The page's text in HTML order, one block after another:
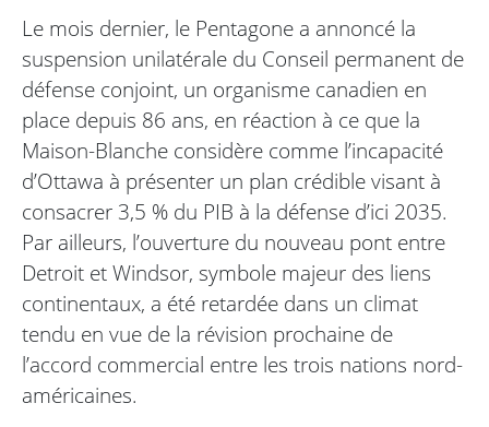
Le mois dernier, le Pentagone a annoncé la
suspension unilatérale du Conseil permanent de
défense conjoint, un organisme canadien en
place depuis 86 ans, en réaction à ce que la
Maison-Blanche considère comme l’incapacité
d’Ottawa à présenter un plan crédible visant à
consacrer 3,5 % du PIB à la défense d’ici 2035.
Par ailleurs, l’ouverture du nouveau pont entre
Detroit et Windsor, symbole majeur des liens
continentaux, a été retardée dans un climat
tendu en vue de la révision prochaine de
l’accord commercial entre les trois nations nord-
américaines.